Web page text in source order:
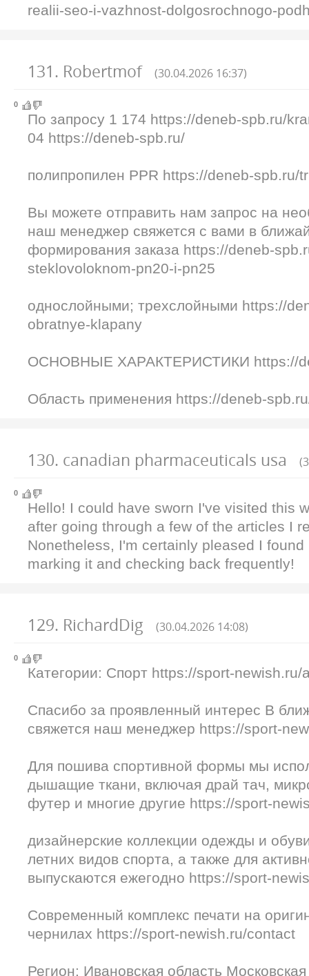
realii-seo-i-vazhnost-dolgosrochnogo-
131. Robertmof (30.04.2026 16:37)
0
По запросу 1 174 https://deneb-spb.ru/
04 https://deneb-spb.ru/
полипропилен PPR https://deneb-spb.ru/
Вы можете отправить нам запрос на
наш менеджер свяжется с вами в
формирования заказа https://deneb-
steklovoloknom-pn20-i-pn25
однослойными; трехслойными https://
obratnye-klapany
ОСНОВНЫЕ ХАРАКТЕРИСТИКИ https://
Область применения https://deneb-
130. canadian pharmaceuticals usa
0
Hello! I could have sworn I've visited this
after going through a few of the articles I
Nonetheless, I'm certainly pleased I
marking it and checking back frequently!
129. RichardDig (30.04.2026 14:08)
0
Категории: Спорт https://sport-newish.ru/
Спасибо за проявленный интерес В
свяжется наш менеджер https://sport-
Для пошива спортивной формы мы
дышащие ткани, включая драй тач,
футер и многие другие https://sport-
дизайнерские коллекции одежды и
летних видов спорта, а также для
выпускаются ежегодно https://sport-
Современный комплекс печати на
чернилах https://sport-newish.ru/contact
Регион: Ивановская область